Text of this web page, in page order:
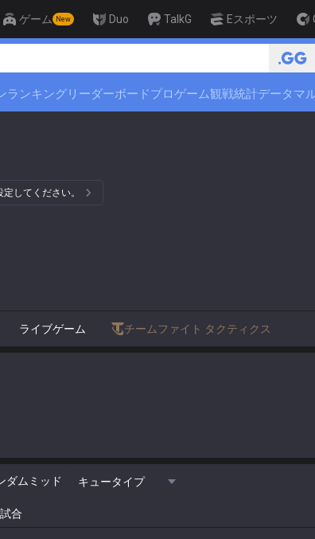
ゲーム New Duo TalkG Eスポーツ
ランキングリーダーボードプロゲーム観戦統計データ マ
してください。
ライブゲーム チームファイト タクティクス
ダムミッド キュータイプ
合